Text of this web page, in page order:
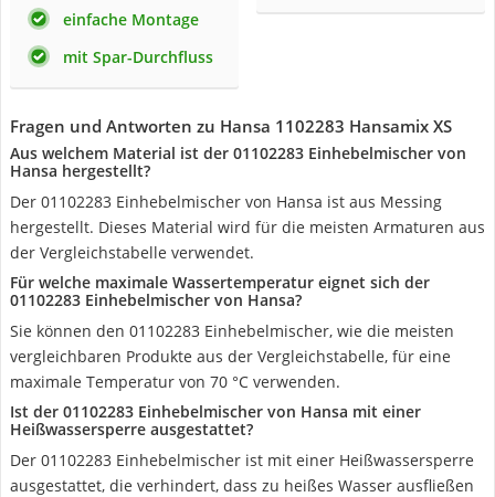
einfache Montage
mit Spar-Durchfluss
Fragen und Antworten zu Hansa 1102283 Hansamix XS
Aus welchem Material ist der 01102283 Einhebelmischer von
Hansa hergestellt?
Der 01102283 Einhebelmischer von Hansa ist aus Messing
hergestellt. Dieses Material wird für die meisten Armaturen aus
der Vergleichstabelle verwendet.
Für welche maximale Wassertemperatur eignet sich der
01102283 Einhebelmischer von Hansa?
Sie können den 01102283 Einhebelmischer, wie die meisten
vergleichbaren Produkte aus der Vergleichstabelle, für eine
maximale Temperatur von 70 °C verwenden.
Ist der 01102283 Einhebelmischer von Hansa mit einer
Heißwassersperre ausgestattet?
Der 01102283 Einhebelmischer ist mit einer Heißwassersperre
ausgestattet, die verhindert, dass zu heißes Wasser ausfließen